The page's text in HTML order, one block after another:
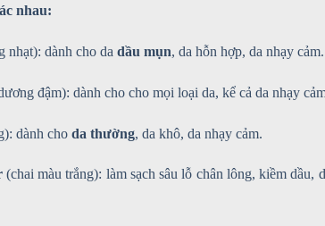
nhau:
nhạt): dành cho da dầu mụn, da hỗn hợp, da nhạy cảm.
đậm): dành cho cho mọi loại da, kể cả da nhạy
dành cho da thường, da khô, da nhạy cảm.
(chai màu trắng): làm sạch sâu lỗ chân lông, kiềm dầu,